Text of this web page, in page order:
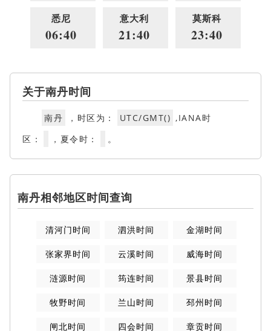
悉尼
06:40
意大利
21:40
莫斯科
23:40
关于南丹时间
南丹 ，时区为： UTC/GMT() ,IANA时
区：
，夏令时： 。
南丹相邻地区时间查询
清河门时间 泗洪时间 金湖时间
张家界时间 云溪时间 威海时间
涟源时间 筠连时间 景县时间
牧野时间 兰山时间 邳州时间
闸北时间 四会时间 章贡时间